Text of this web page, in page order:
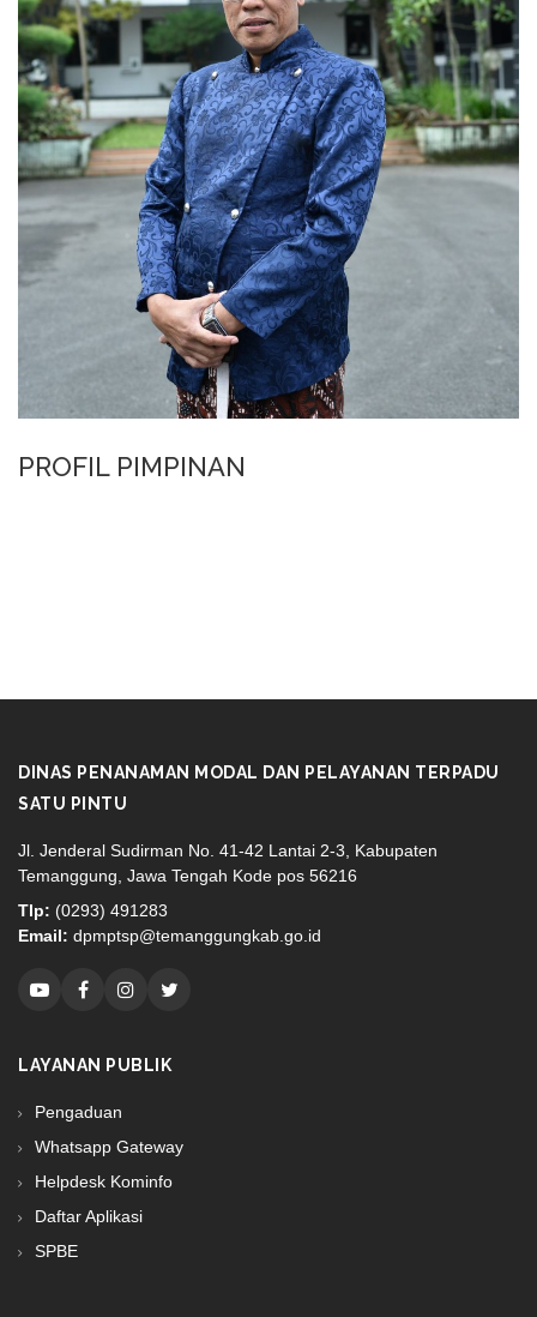
PROFIL PIMPINAN
DINAS PENANAMAN MODAL DAN PELAYANAN TERPADU
SATU PINTU
Jl. Jenderal Sudirman No. 41-42 Lantai 2-3, Kabupaten
Temanggung, Jawa Tengah Kode pos 56216
Tlp: (0293) 491283
Email: dpmptsp@temanggungkab.go.id
LAYANAN PUBLIK
Pengaduan
Whatsapp Gateway
Helpdesk Kominfo
Daftar Aplikasi
SPBE